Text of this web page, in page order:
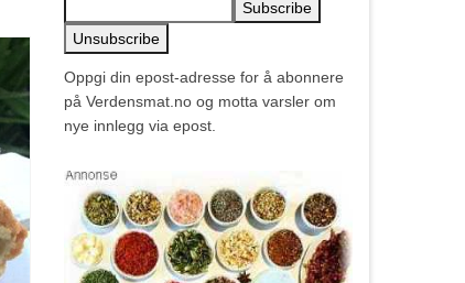
Oppgi din epost-adresse for å abonnere
på Verdensmat.no og motta varsler om
nye innlegg via epost.